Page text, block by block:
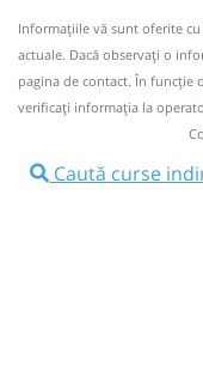
+40766950005
Nu a circulat?
Pune
Informaţiile vă sunt oferite
actuale. Dacă observați o
pagina de contact. În funcție
verificaţi informaţia la
Caută curse